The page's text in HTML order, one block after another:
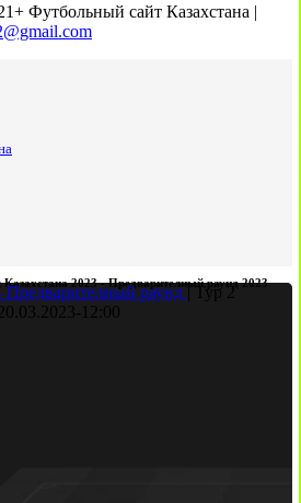
Футбольный сайт Казахстана |
2023 - Предварителный раунд 2023
Предварителный раунд Тур 2
20.03.2023- 12:00